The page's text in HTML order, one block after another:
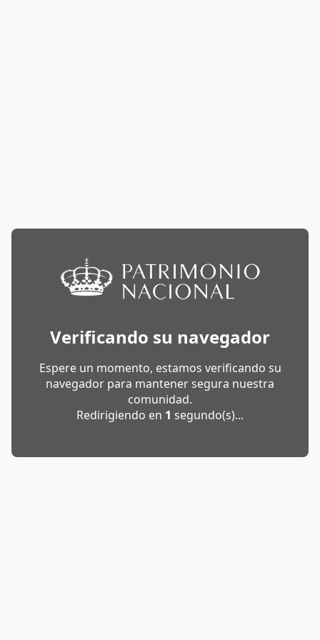
Verificando su navegador
Espere un momento, estamos verificando su
navegador para mantener segura nuestra
comunidad.
Redirigiendo en 1 segundo(s)...